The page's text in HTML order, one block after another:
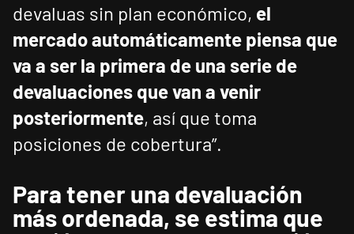
devaluas sin plan económico, el
mercado automáticamente piensa que
va a ser la primera de una serie de
devaluaciones que van a venir
posteriormente, así que toma
posiciones de cobertura”.
Para tener una devaluación
más ordenada, se estima que